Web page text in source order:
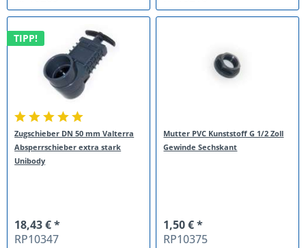
TIPP!
Zugschieber DN 50 mm Valterra
Absperrschieber extra stark
Unibody
18,43 € *
RP10347
Mutter PVC Kunststoff G 1/2 Zoll
Gewinde Sechskant
1,50 € *
RP10375